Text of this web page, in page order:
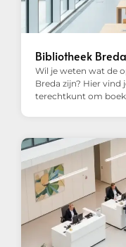
Bibliotheek
Wil je weten wat de
Breda zijn? Hier
terechtkunt om